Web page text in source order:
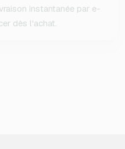
instantanée par e-
dès l'achat.